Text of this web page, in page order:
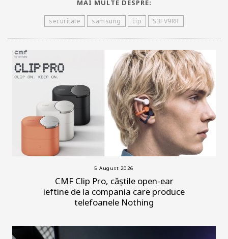
MAI MULTE DESPRE:
securitate samsung cip S3FV9RR
5 August 2026
CMF Clip Pro, căștile open-ear
ieftine de la compania care produce
telefoanele Nothing